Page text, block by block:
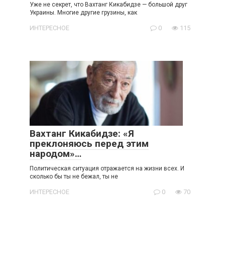
Уже не секрет, что Вахтанг Кикабидзе — большой друг
Украины. Многие другие грузины, как
ИНТЕРЕСНОЕ 0 115
Вахтанг Кикабидзе: «Я
преклоняюсь перед этим
народом»…
Политическая ситуация отражается на жизни всех. И
сколько бы ты не бежал, ты не
ИНТЕРЕСНОЕ 0 70